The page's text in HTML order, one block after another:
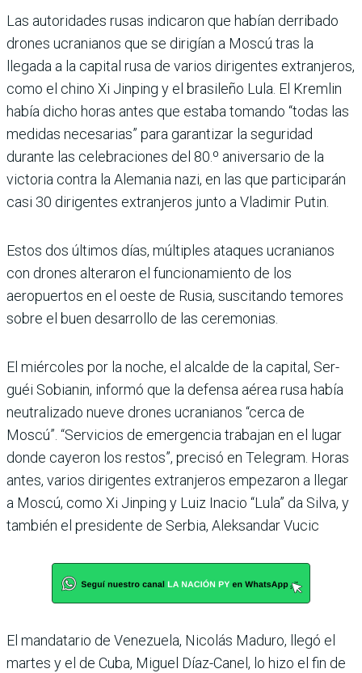
Las autoridades rusas indicaron que habían derribado
drones ucranianos que se dirigían a Moscú tras la
llegada a la capi­tal rusa de varios dirigentes extranjeros,
como el chino Xi Jinping y el brasileño Lula. El Kremlin
había dicho horas antes que estaba tomando “todas las
medidas necesa­rias” para garantizar la segu­ridad
durante las celebracio­nes del 80.º aniversario de la
victoria contra la Alemania nazi, en las que participarán
casi 30 dirigentes extranjeros junto a Vladimir Putin.
Estos dos últimos días, múlti­ples ataques ucranianos
con drones alteraron el funciona­miento de los
aeropuertos en el oeste de Rusia, suscitando temores
sobre el buen desa­rrollo de las ceremonias.
El miércoles por la noche, el alcalde de la capital, Ser­
guéi Sobianin, informó que la defensa aérea rusa había
neutralizado nueve drones ucranianos “cerca de
Moscú”. “Servicios de emergencia trabajan en el lugar
donde cayeron los restos”, precisó en Telegram. Horas
antes, varios dirigentes extranjeros empezaron a llegar
a Moscú, como Xi Jinping y Luiz Ina­cio “Lula” da Silva, y
también el presidente de Serbia, Alek­sandar Vucic
El mandatario de Vene­zuela, Nicolás Maduro, llegó el
martes y el de Cuba, Miguel Díaz-Canel, lo hizo el fin de